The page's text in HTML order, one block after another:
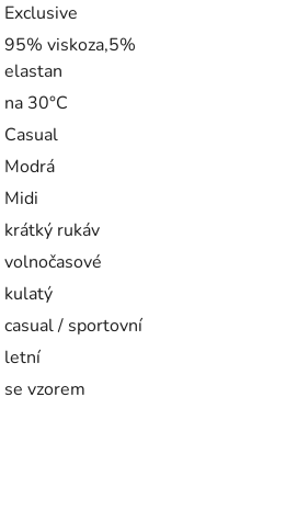
Exclusive
95% viskoza,5%
elastan
na 30°C
Casual
Modrá
Midi
krátký rukáv
volnočasové
kulatý
casual / sportovní
letní
se vzorem